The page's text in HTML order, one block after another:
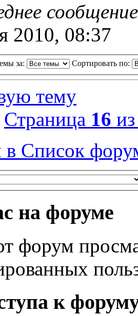
2010, 08:37
за: Сортировать по:
тему
Страница 16
в Список
на форуме
форум
к